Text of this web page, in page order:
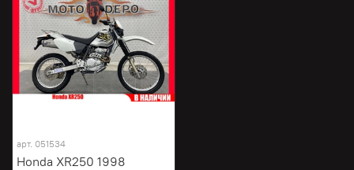
арт. 051534
Honda XR250 1998